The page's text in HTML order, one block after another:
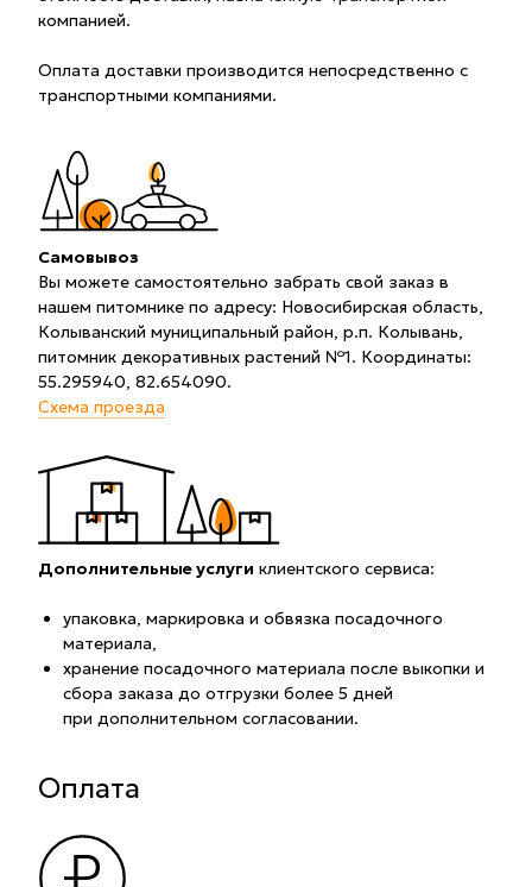
компанией.
Оплата доставки производится непосредственно с
транспортными компаниями.
Самовывоз
Вы можете самостоятельно забрать свой заказ в
нашем питомнике по адресу: Новосибирская область,
Колыванский муниципальный район, р.п. Колывань,
питомник декоративных растений №1. Координаты:
55.295940, 82.654090.
Схема проезда
Дополнительные услуги клиентского сервиса:
упаковка, маркировка и обвязка посадочного
материала,
хранение посадочного материала после выкопки и
сбора заказа до отгрузки более 5 дней
при дополнительном согласовании.
Оплата